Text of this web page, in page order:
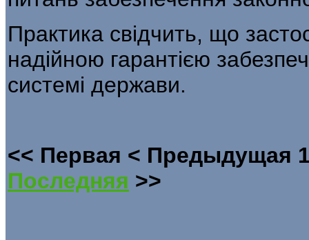
Практика свідчить, що
надійною гарантією
системі держави.
<< Первая < Предыдущая
Последняя >>